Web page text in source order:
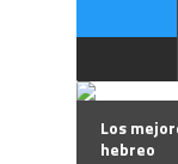
Los
hebreo